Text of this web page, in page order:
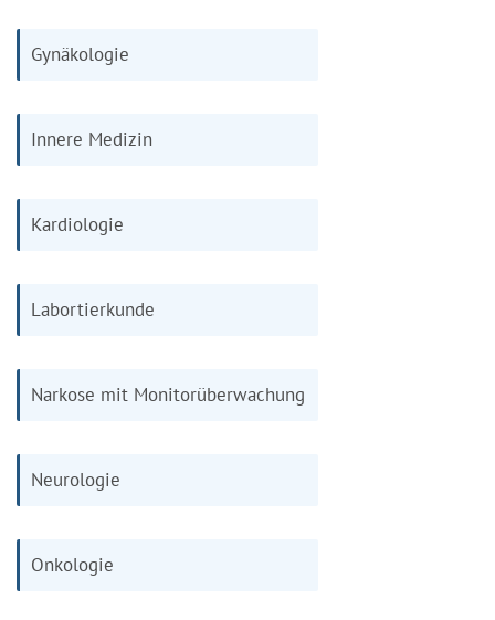
Gynäkologie
Innere Medizin
Kardiologie
Labortierkunde
Narkose mit Monitorüberwachung
Neurologie
Onkologie